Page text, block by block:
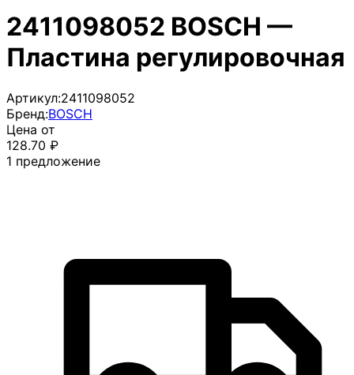
2411098052 BOSCH —
Пластина регулировочная
Артикул:2411098052
Бренд:BOSCH
Цена от
128.70 ₽
1 предложение